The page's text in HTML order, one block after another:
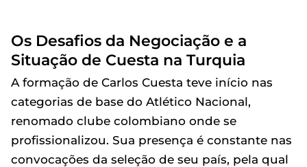
Os Desafios da Negociação e a
Situação de Cuesta na Turquia
A formação de Carlos Cuesta teve início nas
categorias de base do Atlético Nacional,
renomado clube colombiano onde se
profissionalizou. Sua presença é constante nas
convocações da seleção de seu país, pela qual